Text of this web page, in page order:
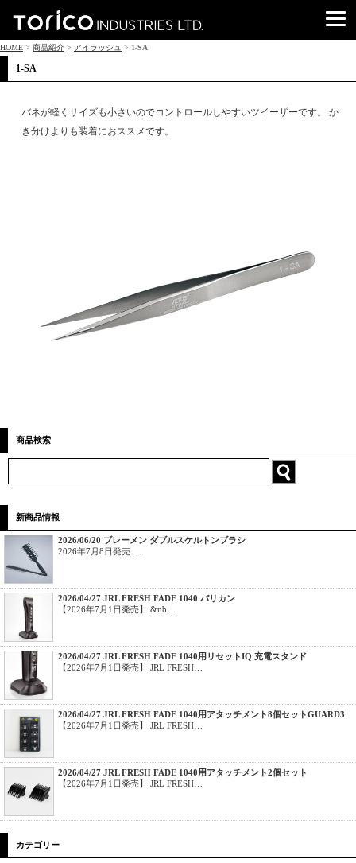
HOME > 商品紹介 > アイラッシュ > 1-SA
1-SA
バネが軽くサイズも小さいのでコントロールしやすいツイーザーです。 か
き分けよりも装着におススメです。
商品検索
新商品情報
2026/06/20 ブレーメン ダブルスケルトンブラシ
2026年7月8日発売 …
2026/04/27 JRL FRESH FADE 1040 バリカン
【2026年7月1日発売】 &nb…
2026/04/27 JRL FRESH FADE 1040用リセットIQ 充電スタンド
【2026年7月1日発売】 JRL FRESH…
2026/04/27 JRL FRESH FADE 1040用アタッチメント8個セットGUARD3
【2026年7月1日発売】 JRL FRESH…
2026/04/27 JRL FRESH FADE 1040用アタッチメント2個セット
【2026年7月1日発売】 JRL FRESH…
カテゴリー